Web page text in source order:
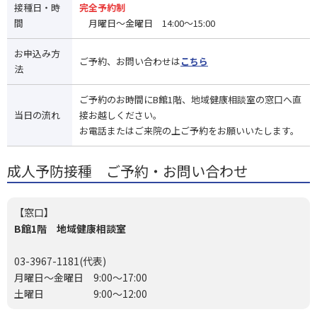
接種日・時
間
完全予約制
月曜日～金曜日 14:00～15:00
お申込み方
法
ご予約、お問い合わせはこちら
当日の流れ
ご予約のお時間にB館1階、地域健康相談室の窓口へ直
接お越しください。
お電話またはご来院の上ご予約をお願いいたします。
成人予防接種 ご予約・お問い合わせ
【窓口】
B館1階 地域健康相談室
03-3967-1181(代表)
月曜日～金曜日 9:00～17:00
土曜日 9:00～12:00